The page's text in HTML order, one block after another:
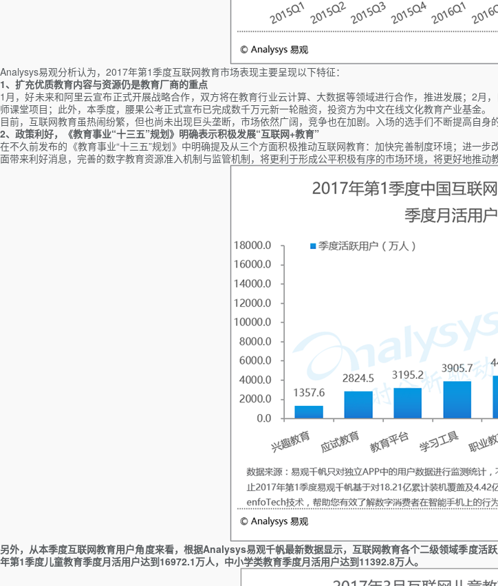
Analysys易观分析认为，2017年第1季度互联网教育市场表现主要呈现以下特征：
1、扩充优质教育内容与资源仍是教育厂商的重点
1月，好未来和阿里云宣布正式开展战略合作，双方将在教育行业云计算、大数据等领域进行合作，推进发展；2
师课堂项目；此外，本季度，腰果公考正式宣布已完成数千万元新一轮融资，投资方为中文在线文化教育产业基金。
目前，互联网教育虽热闹纷繁，但也尚未出现巨头垄断，市场依然广阔，竞争也在加剧。入场的选手们不断提高自身
2、政策利好，《教育事业“十三五”规划》明确表示积极发展“互联网+教育”
在不久前发布的《教育事业“十三五”规划》中明确提及从三个方面积极推动互联网教育：加快完善制度环境；进一
面带来利好消息，完善的数字教育资源准入机制与监管机制，将更利于形成公平积极有序的市场环境，将更好地推动
另外，从本季度互联网教育用户角度来看，根据Analysys易观千帆最新数据显示，互联网教育各个二级领域季度活
年第1季度儿童教育季度月活用户达到16972.1万人，中小学类教育季度月活用户达到11392.8万人。